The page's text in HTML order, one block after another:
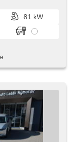
4x2,
'EURO V',
81 kW